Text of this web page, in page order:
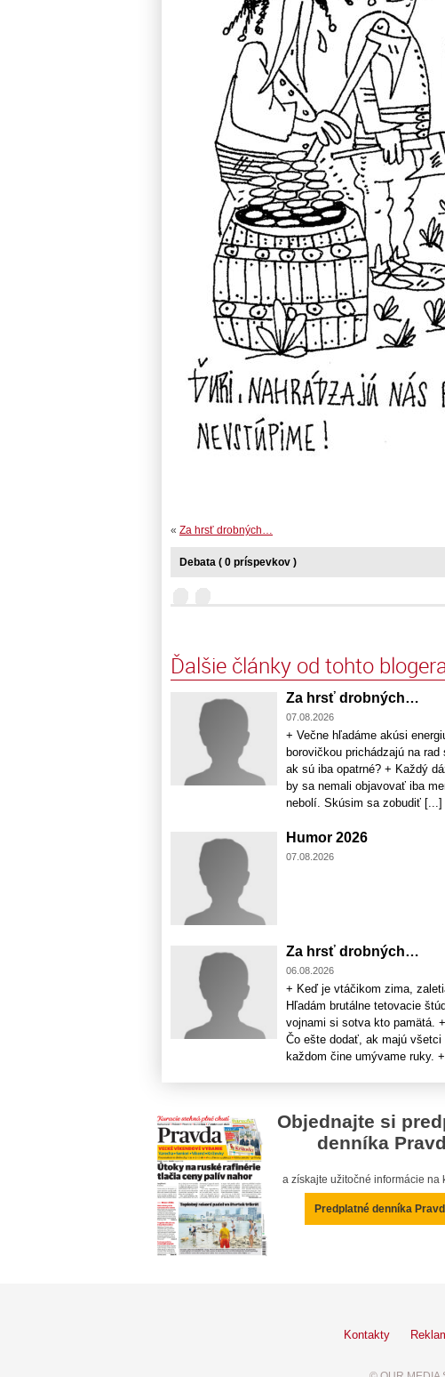
« Za hrsť drobných…
Debata ( 0 príspevkov )
Ďalšie články od tohto
Za hrsť drobných…
07.08.2026
+ Večne hľadáme akúsi
borovičkou prichádzajú na
ak sú iba opatrné? + Každý
by sa nemali objavovať iba
nebolí. Skúsim sa zobudiť [...]
Humor 2026
07.08.2026
Za hrsť drobných…
06.08.2026
+ Keď je vtáčikom zima,
Hľadám brutálne tetovacie
vojnami si sotva kto pamätá.
Čo ešte dodať, ak majú
každom čine umývame ruky.
Objednajte si
denníka
a získajte užitočné informácie na
Predplatné denníka
Kontakty